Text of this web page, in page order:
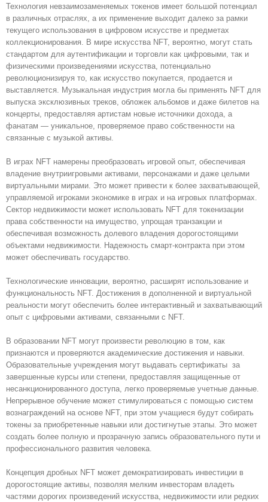
Технология невзаимозаменяемых токенов имеет большой потенциал
в различных отраслях, а их применение выходит далеко за рамки
текущего использования в цифровом искусстве и предметах
коллекционирования. В мире искусства NFT, вероятно, могут стать
стандартом для аутентификации и торговли как цифровыми, так и
физическими произведениями искусства, потенциально
революционизируя то, как искусство покупается, продается и
выставляется. Музыкальная индустрия могла бы применять NFT для
выпуска эксклюзивных треков, обложек альбомов и даже билетов на
концерты, предоставляя артистам новые источники дохода, а
фанатам — уникальное, проверяемое право собственности на
связанные с музыкой активы.
В играх NFT намерены преобразовать игровой опыт, обеспечивая
владение внутриигровыми активами, персонажами и даже целыми
виртуальными мирами. Это может привести к более захватывающей,
управляемой игроками экономике в играх и на игровых платформах.
Сектор недвижимости может использовать NFT для токенизации
права собственности на имущество, упрощая транзакции и
обеспечивая возможность долевого владения дорогостоящими
объектами недвижимости. Надежность смарт-контракта при этом
может обеспечивать государство.
Технологические инновации, вероятно, расширят использование и
функциональность NFT. Достижения в дополненной и виртуальной
реальности могут обеспечить более интерактивный и захватывающий
опыт с цифровыми активами, связанными с NFT.
В образовании NFT могут произвести революцию в том, как
признаются и проверяются академические достижения и навыки.
Образовательные учреждения могут выдавать сертификаты за
завершенные курсы или степени, предоставляя защищенные от
несанкционированного доступа, легко проверяемые учетные данные.
Непрерывное обучение может стимулироваться с помощью систем
вознаграждений на основе NFT, при этом учащиеся будут собирать
токены за приобретенные навыки или достигнутые этапы. Это может
создать более полную и прозрачную запись образовательного пути и
профессионального развития человека.
Концепция дробных NFT может демократизировать инвестиции в
дорогостоящие активы, позволяя мелким инвесторам владеть
частями дорогих произведений искусства, недвижимости или редких